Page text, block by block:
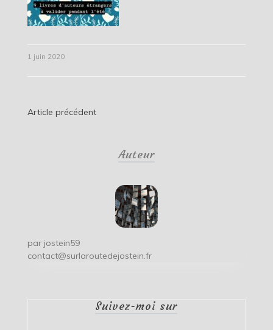
1 juin 2020
Navigation
Article précédent
Auteur
par jostein59
contact@surlaroutedejostein.fr
Suivez-moi sur